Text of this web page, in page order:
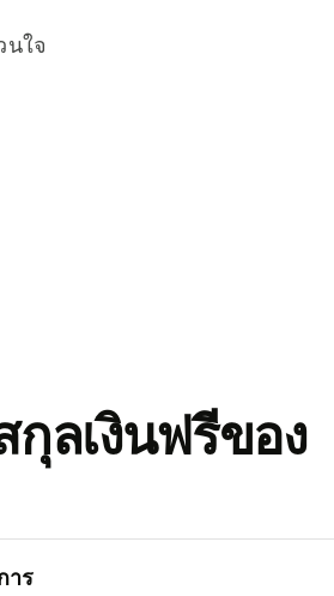
ใจ
ลเงินฟรีของ
าร